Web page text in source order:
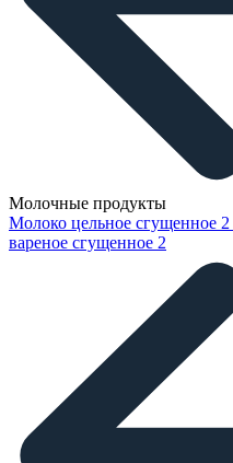
Молочные продукты
Молоко цельное сгущенное 2
вареное сгущенное 2